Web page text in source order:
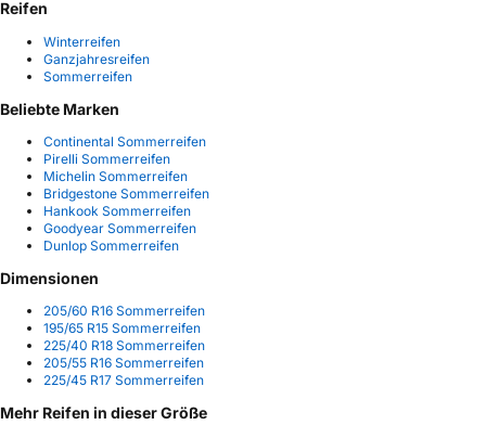
Reifen
Winterreifen
Ganzjahresreifen
Sommerreifen
Beliebte Marken
Continental Sommerreifen
Pirelli Sommerreifen
Michelin Sommerreifen
Bridgestone Sommerreifen
Hankook Sommerreifen
Goodyear Sommerreifen
Dunlop Sommerreifen
Dimensionen
205/60 R16 Sommerreifen
195/65 R15 Sommerreifen
225/40 R18 Sommerreifen
205/55 R16 Sommerreifen
225/45 R17 Sommerreifen
Mehr Reifen in dieser Größe